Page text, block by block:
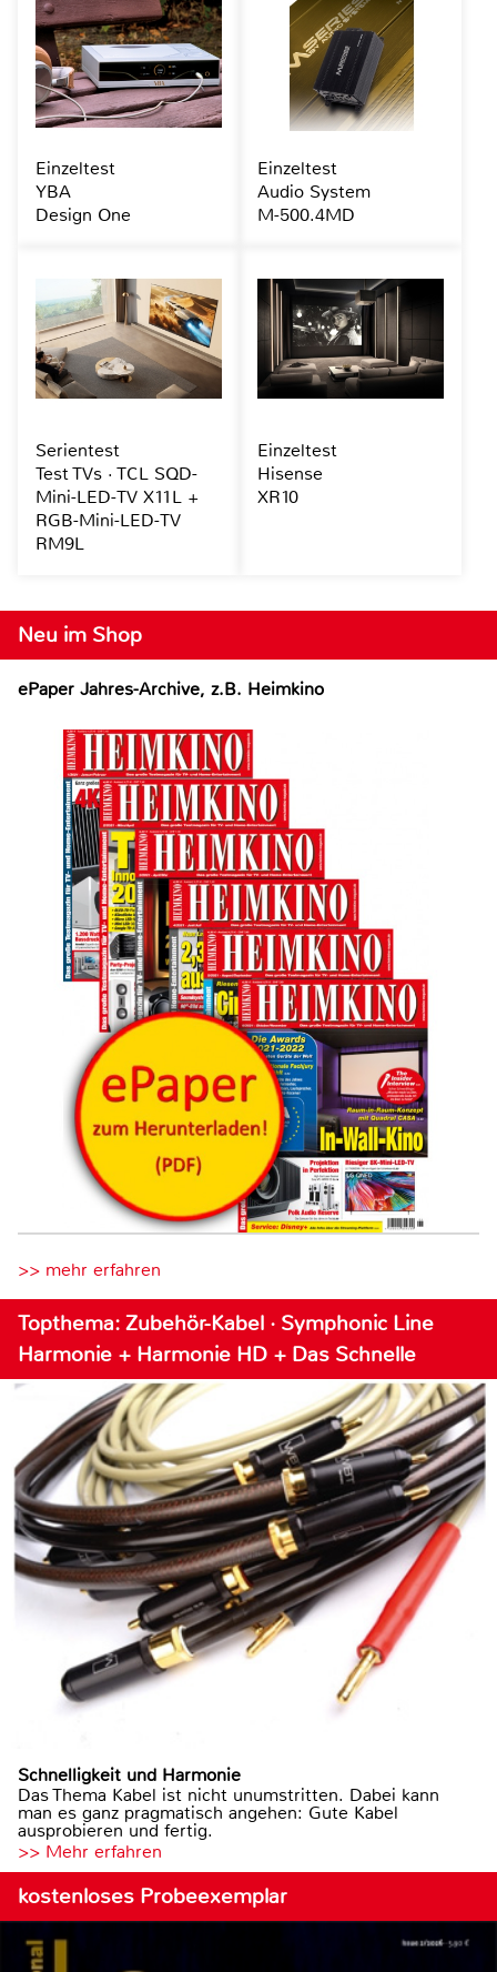
Neu im Shop
ePaper Jahres-Archive, z.B. Heimkino
>> mehr erfahren
Topthema: Zubehör-Kabel · Symphonic Line
Harmonie + Harmonie HD + Das Schnelle
Schnelligkeit und Harmonie
Das Thema Kabel ist nicht unumstritten. Dabei kann
man es ganz pragmatisch angehen: Gute Kabel
ausprobieren und fertig.
>> Mehr erfahren
kostenloses Probeexemplar
Einzeltest
YBA
Design One
Einzeltest
Audio System
M-500.4MD
Serientest
Test TVs · TCL SQD-
Mini-LED-TV X11L +
RGB-Mini-LED-TV
RM9L
Einzeltest
Hisense
XR10